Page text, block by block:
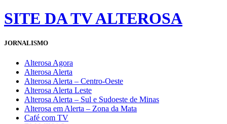
SITE DA TV ALTEROSA
JORNALISMO
Alterosa Agora
Alterosa Alerta
Alterosa Alerta – Centro-Oeste
Alterosa Alerta Leste
Alterosa Alerta – Sul e Sudoeste de Minas
Alterosa em Alerta – Zona da Mata
Café com TV